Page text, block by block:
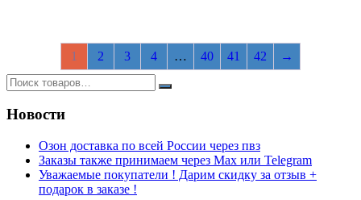
1 2 3 4 … 40 41 42 →
Новости
Озон доставка по всей России через пвз
Заказы также принимаем через Max или Telegram
Уважаемые покупатели ! Дарим скидку за отзыв +
подарок в заказе !